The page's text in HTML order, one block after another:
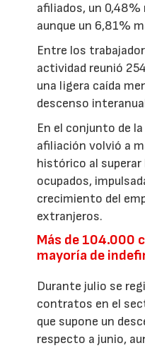
afiliados, un 0,48%
aunque un 6,81%
Entre los
actividad reunió
una ligera caída
descenso
En el conjunto de
afiliación volvió a
histórico al superar
ocupados,
crecimiento del
extranjeros.
Más de 104.000
mayoría de
Durante julio se
contratos en el
que supone un
respecto a junio,